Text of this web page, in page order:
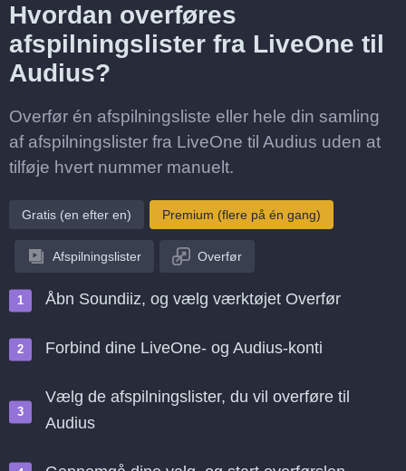
Hvordan overføres
afspilningslister fra LiveOne til
Audius?
Overfør én afspilningsliste eller hele din samling
af afspilningslister fra LiveOne til Audius uden at
tilføje hvert nummer manuelt.
Gratis (en efter en) Premium (flere på én gang)
Afspilningslister Overfør
Åbn Soundiiz, og vælg værktøjet Overfør
Forbind dine LiveOne- og Audius-konti
Vælg de afspilningslister, du vil overføre til
Audius